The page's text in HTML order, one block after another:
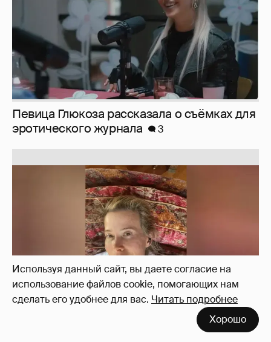
Используя данный сайт, вы даете согласие на
использование файлов cookie, помогающих нам
сделать его удобнее для вас. Читать подробнее
Хорошо
Юлия Высоцкая выложила селфи без